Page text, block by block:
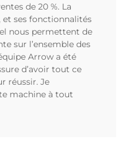
de 20 %. La
et ses fonctionnalités
nous permettent de
sur l’ensemble des
Arrow a été
d’avoir tout ce
réussir. Je
machine à tout